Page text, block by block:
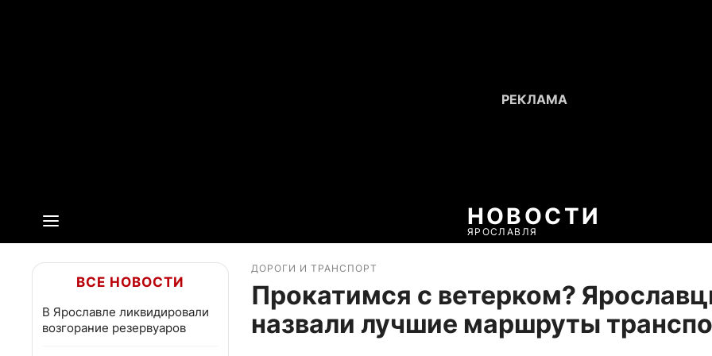
НОВОСТИ
ЯРОСЛАВЛЯ
ВСЕ НОВОСТИ
В Ярославле ликвидировали
возгорание резервуаров
ДОРОГИ И ТРАНСПОРТ
Прокатимся с ветерком?
назвали лучшие маршруты